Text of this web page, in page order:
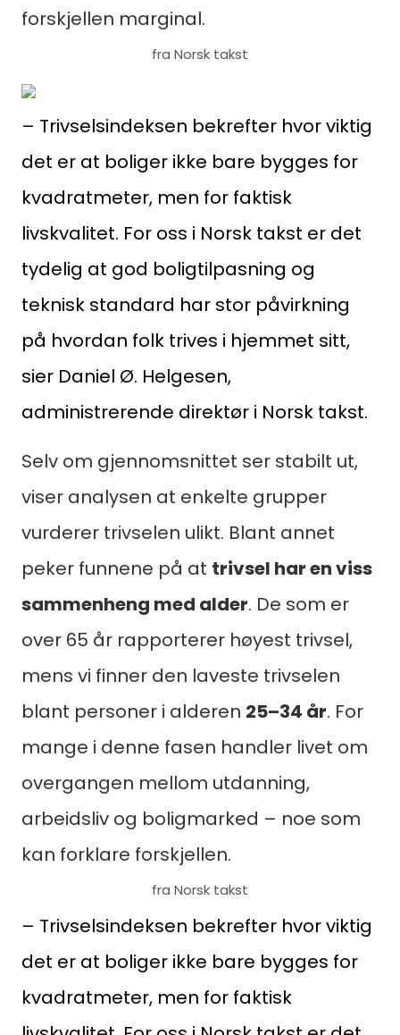
Søk
forskjellen marginal.
fra Norsk takst
– Trivselsindeksen bekrefter hvor viktig
det er at boliger ikke bare bygges for
kvadratmeter, men for faktisk
livskvalitet. For oss i Norsk takst er det
tydelig at god boligtilpasning og
teknisk standard har stor påvirkning
på hvordan folk trives i hjemmet sitt,
sier Daniel Ø. Helgesen,
administrerende direktør i Norsk takst.
Selv om gjennomsnittet ser stabilt ut,
viser analysen at enkelte grupper
vurderer trivselen ulikt. Blant annet
peker funnene på at trivsel har en viss
sammenheng med alder. De som er
over 65 år rapporterer høyest trivsel,
mens vi finner den laveste trivselen
blant personer i alderen 25–34 år. For
mange i denne fasen handler livet om
overgangen mellom utdanning,
arbeidsliv og boligmarked – noe som
kan forklare forskjellen.
fra Norsk takst
– Trivselsindeksen bekrefter hvor viktig
det er at boliger ikke bare bygges for
kvadratmeter, men for faktisk